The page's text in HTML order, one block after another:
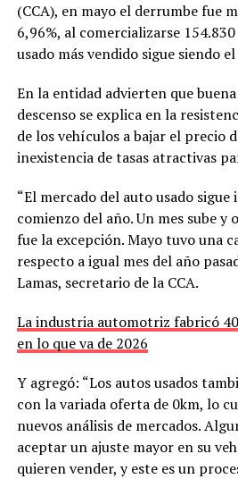
(CCA), en mayo el derrumbe fue
6,96%, al comercializarse
usado más vendido sigue siendo
En la entidad advierten que
descenso se explica en la
de los vehículos a bajar el precio
inexistencia de tasas atractivas
“El mercado del auto usado sigue
comienzo del año. Un mes sube y
fue la excepción. Mayo tuvo una
respecto a igual mes del año
Lamas, secretario de la CCA.
La industria automotriz fabricó
en lo que va de 2026
Y agregó: “Los autos usados
con la variada oferta de 0km, lo
nuevos análisis de mercados.
aceptar un ajuste mayor en su
quieren vender, y este es un